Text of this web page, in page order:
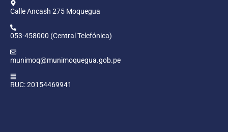
Calle Ancash 275 Moquegua
053-458000 (Central Telefónica)
munimoq@munimoquegua.gob.pe
RUC: 20154469941